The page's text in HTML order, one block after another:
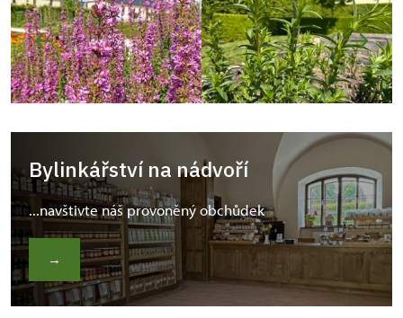
Bylinkářství na nádvoří
...navštivte náš provoněný obchůdek
→